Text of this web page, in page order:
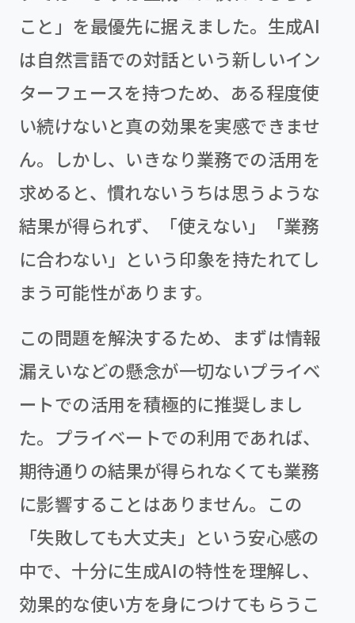
こと」を最優先に据えました。生成AI
は自然言語での対話という新しいイン
ターフェースを持つため、ある程度使
い続けないと真の効果を実感できませ
ん。しかし、いきなり業務での活用を
求めると、慣れないうちは思うような
結果が得られず、「使えない」「業務
に合わない」という印象を持たれてし
まう可能性があります。
この問題を解決するため、まずは情報
漏えいなどの懸念が一切ないプライベ
ートでの活用を積極的に推奨しまし
た。プライベートでの利用であれば、
期待通りの結果が得られなくても業務
に影響することはありません。この
「失敗しても大丈夫」という安心感の
中で、十分に生成AIの特性を理解し、
効果的な使い方を身につけてもらうこ